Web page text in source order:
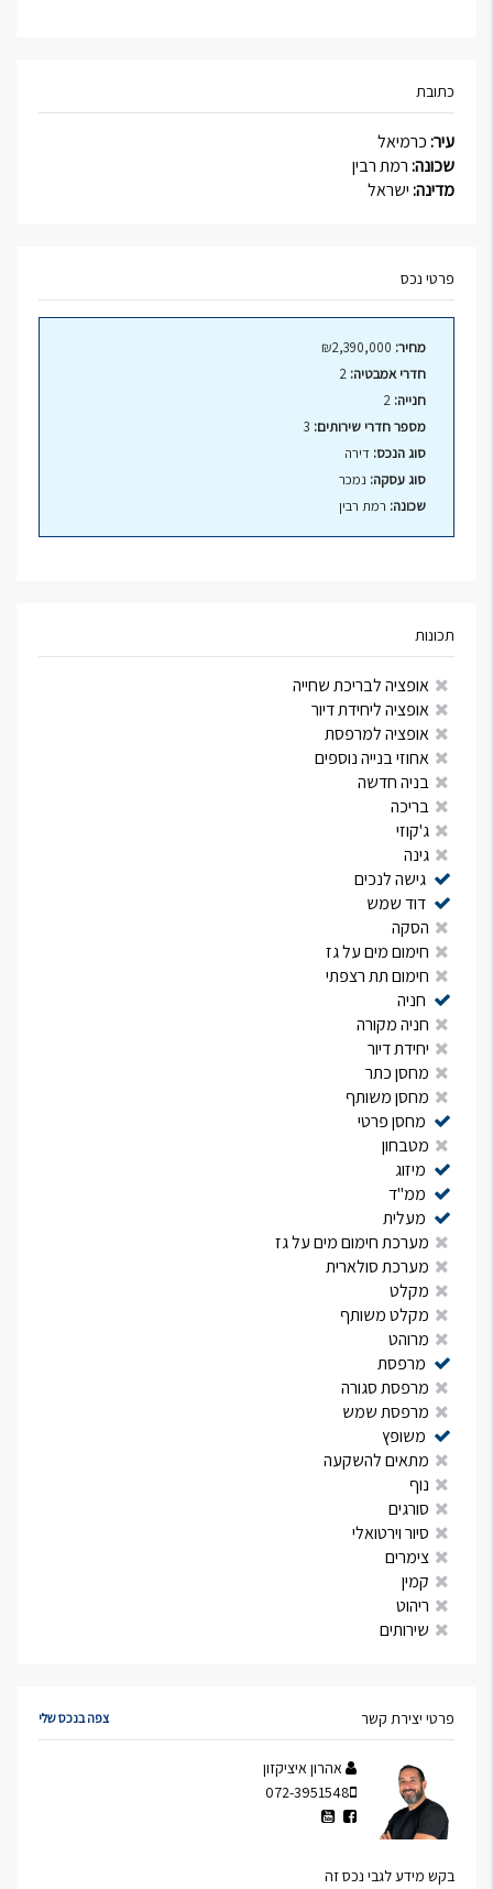
כתובת
עיר:כרמיאל
שכונה:רמת רבין
מדינה:ישראל
פרטי נכס
מחיר:
חדרי אמבטיה:
חנייה:
מספר חדרי שירותים:
סוג הנכס: דירה
סוג עסקה: נמכר
שכונה: רמת רבין
תכונות
אופציה לבריכת שחייה
אופציה ליחידת דיור
אופציה למרפסת
אחוזי בנייה נוספים
בניה חדשה
בריכה
ג'קוזי
גינה
גישה לנכים
דוד שמש
הסקה
חימום מים על גז
חימום תת רצפתי
חניה
חניה מקורה
יחידת דיור
מחסן כתר
מחסן משותף
מחסן פרטי
מטבחון
מיזוג
ממ"ד
מעלית
מערכת חימום מים על גז
מערכת סולארית
מקלט
מקלט משותף
מרוהט
מרפסת
מרפסת סגורה
מרפסת שמש
משופץ
מתאים להשקעה
נוף
סורגים
סיור וירטואלי
צימרים
קמין
ריהוט
שירותים
פרטי יצירת קשר צפה בנכס שלי
אהרון איציקזון
072-3951548
בקש מידע לגבי נכס זה